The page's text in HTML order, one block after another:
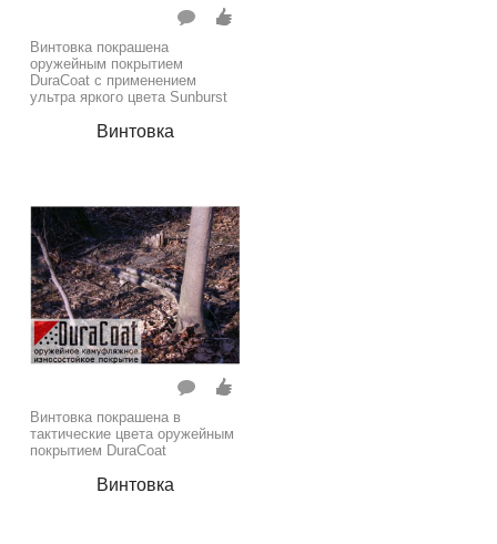
Винтовка покрашена
оружейным покрытием
DuraCoat с применением
ультра яркого цвета Sunburst
Винтовка
Винтовка покрашена в
тактические цвета оружейным
покрытием DuraCoat
Винтовка